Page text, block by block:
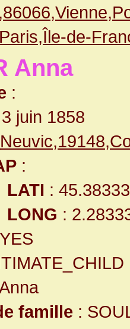
de-
Anna
:
juin 1858
:
LATI :
LONG :
famille :